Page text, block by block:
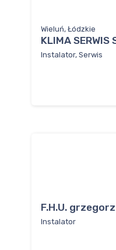
Wieluń, Łódzkie
KLIMA SERWIS
Instalator, Serwis
F.H.U.
Instalator